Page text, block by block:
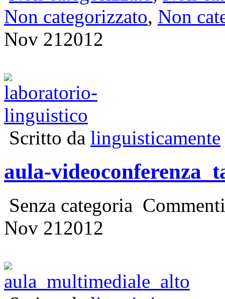
Non categorizzato, Non
Nov 212012
Scritto da linguisticamente
aula-
Senza categoria
Nov 212012